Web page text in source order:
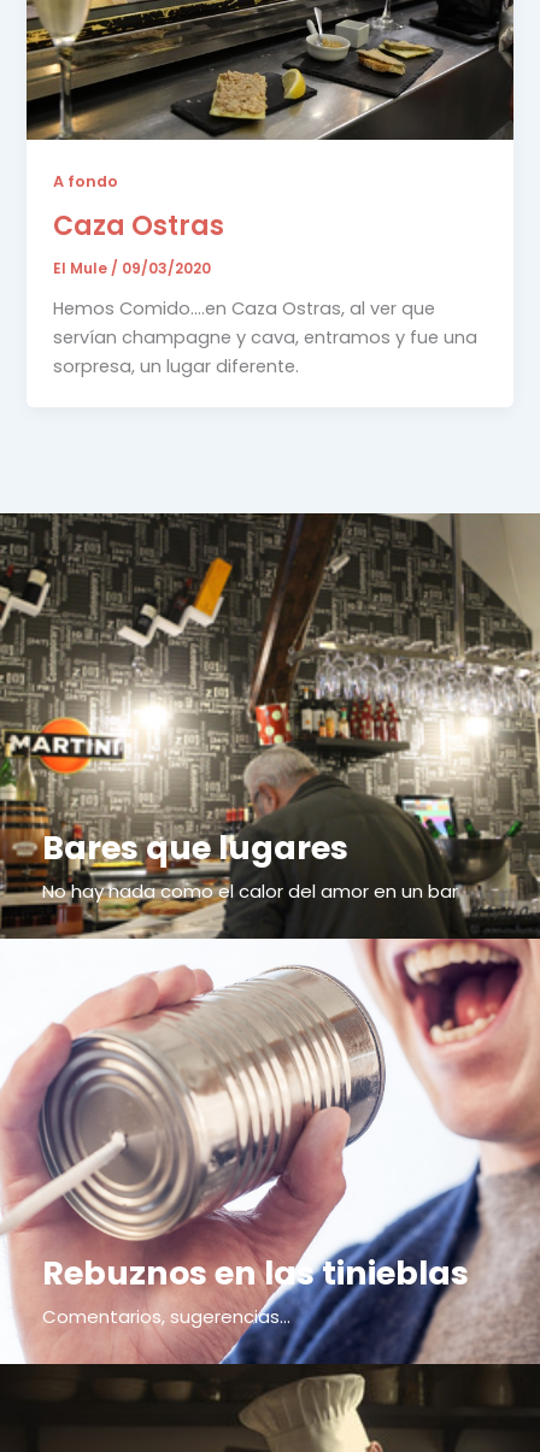
A fondo
Caza Ostras
El Mule/ 09/03/2020
Hemos Comido….en Caza Ostras, al ver que
servían champagne y cava, entramos y fue una
sorpresa, un lugar diferente.
Bares que lugares
No hay nada como el calor del amor en un bar
Rebuznos en las tinieblas
Comentarios, sugerencias...